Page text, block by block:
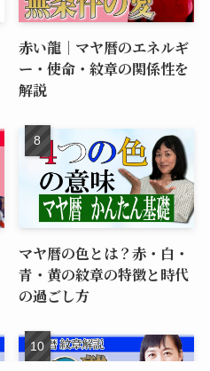
赤い龍｜マヤ暦のエネルギ
ー・使命・紋章の関係性を
解説
マヤ暦の色とは？赤・白・
青・黄の紋章の特徴と時代
の過ごし方